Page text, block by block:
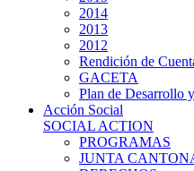
2014
2013
2012
Rendición de
GACETA
Plan de Desarrollo
Acción Social
SOCIAL ACTION
PROGRAMAS
JUNTA